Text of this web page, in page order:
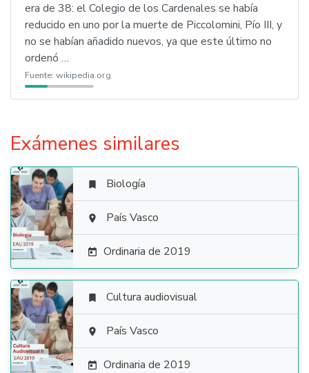
era de 38: el Colegio de los Cardenales se había
reducido en uno por la muerte de Piccolomini, Pío III, y
no se habían añadido nuevos, ya que este último no
ordenó …
Fuente: wikipedia.org
Exámenes similares

 Biología
 País Vasco
 Ordinaria de 2019

 Cultura audiovisual
 País Vasco
 Ordinaria de 2019